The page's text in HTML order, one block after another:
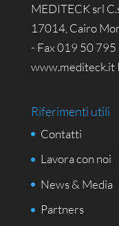
MEDITECK srl
17014, Cairo
- Fax 019 50
www.mediteck.it
Riferimenti utili
Contatti
Lavora con noi
News & Media
Partners